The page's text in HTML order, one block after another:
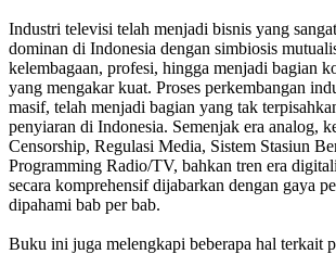
Industri televisi telah menjadi bisnis yang
dominan di Indonesia dengan simbiosis
kelembagaan, profesi, hingga menjadi bagian
yang mengakar kuat. Proses perkembangan
masif, telah menjadi bagian yang tak
penyiaran di Indonesia. Semenjak era analog,
Censorship, Regulasi Media, Sistem Stasiun
Programming Radio/TV, bahkan tren era
secara komprehensif dijabarkan dengan gaya
dipahami bab per bab.
Buku ini juga melengkapi beberapa hal terkait